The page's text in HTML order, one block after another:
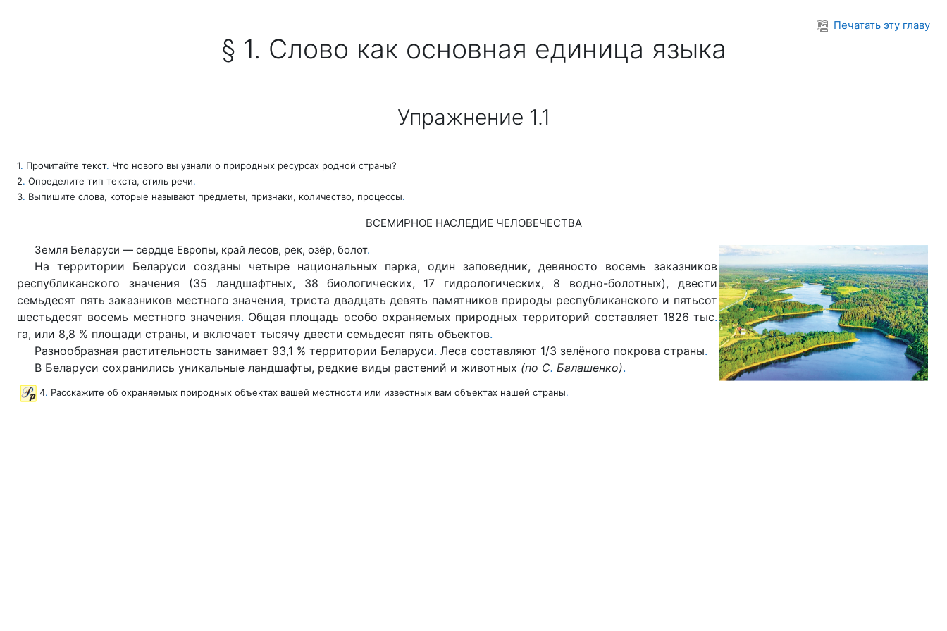
Печатать эту главу
§ 1. Слово как основная единица языка
Упражнение 1.1
1. Прочитайте текст. Что нового вы узнали о природных ресурсах родной страны?
2. Определите тип текста, стиль речи.
3. Выпишите слова, которые называют предметы, признаки, количество, процессы.
ВСЕМИРНОЕ НАСЛЕДИЕ ЧЕЛОВЕЧЕСТВА
Земля Беларуси — сердце Европы, край лесов, рек, озёр, болот.
На территории Беларуси созданы четыре национальных парка, один заповедник, девяносто восемь заказников
республиканского значения (35 ландшафтных, 38 биологических, 17 гидрологических, 8 водно-болотных), двести
семьдесят пять заказников местного значения, триста двадцать девять памятников природы республиканского и пятьсот
шестьдесят восемь местного значения. Общая площадь особо охраняемых природных территорий составляет 1826 тыс.
га, или 8,8 % площади страны, и включает тысячу двести семьдесят пять объектов.
Разнообразная растительность занимает 93,1 % территории Беларуси. Леса составляют 1/3 зелёного покрова страны.
В Беларуси сохранились уникальные ландшафты, редкие виды растений и животных (по С. Ба­лашенко).
4. Расскажите об охраняемых природных объектах вашей местности или известных вам объектах нашей страны.